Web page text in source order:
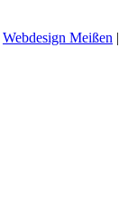
Webdesign Meißen |